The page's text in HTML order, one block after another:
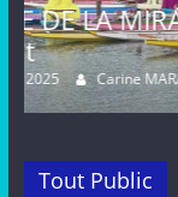
le
16
Tout Public